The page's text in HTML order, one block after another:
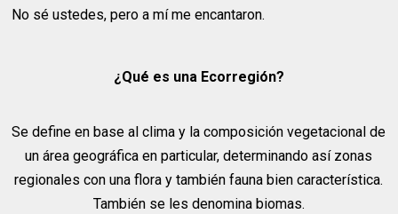
No sé ustedes, pero a mí me encantaron.
¿Qué es una Ecorregión?
Se define en base al clima y la composición vegetacional de
un área geográfica en particular, determinando así zonas
regionales con una flora y también fauna bien característica.
También se les denomina biomas.